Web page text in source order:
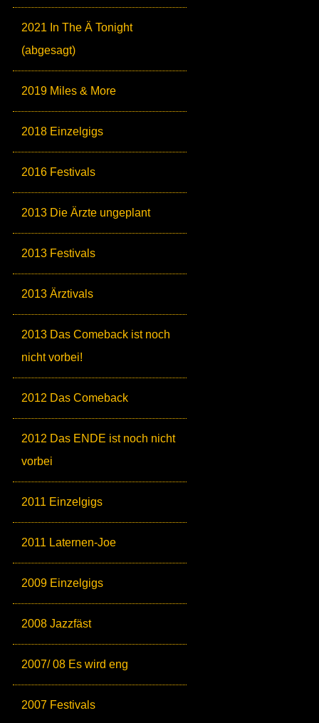
2021 In The Ä Tonight
(abgesagt)
2019 Miles & More
2018 Einzelgigs
2016 Festivals
2013 Die Ärzte ungeplant
2013 Festivals
2013 Ärztivals
2013 Das Comeback ist noch
nicht vorbei!
2012 Das Comeback
2012 Das ENDE ist noch nicht
vorbei
2011 Einzelgigs
2011 Laternen-Joe
2009 Einzelgigs
2008 Jazzfäst
2007/ 08 Es wird eng
2007 Festivals